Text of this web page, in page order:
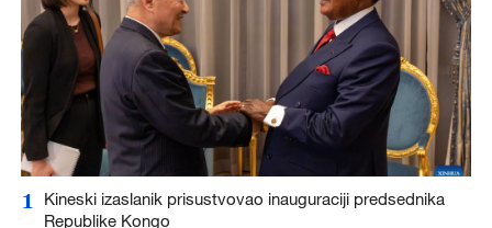
1
Kineski izaslanik prisustvovao inauguraciji predsednika
Republike Kongo